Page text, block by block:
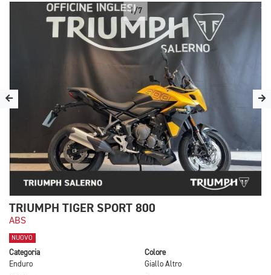
1/7
TRIUMPH TIGER SPORT 800
ABS
NUOVO
Categoria
Enduro
Colore
Giallo Altro